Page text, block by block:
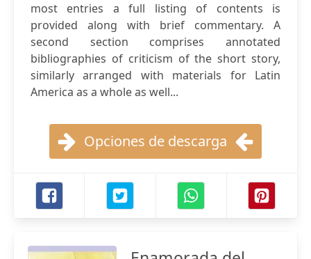
most entries a full listing of contents is
provided along with brief commentary. A
second section comprises annotated
bibliographies of criticism of the short story,
similarly arranged with materials for Latin
America as a whole as well...
Opciones de descarga